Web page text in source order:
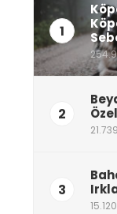
1
2
3